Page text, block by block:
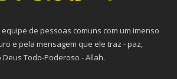
de pessoas comuns com um imenso
e pela mensagem que ele traz - paz,
Todo-Poderoso - Allah.